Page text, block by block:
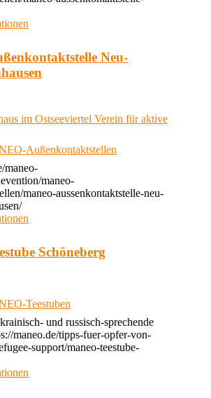
Neu-
im Ostseeviertel Verein für aktive
Außenkontaktstellen
maneo-
maneo-
maneo-aussenkontaktstelle-neu-
Schöneberg
Teestuben
und russisch-sprechende
maneo.de/tipps-fuer-opfer-von-
support/maneo-teestube-